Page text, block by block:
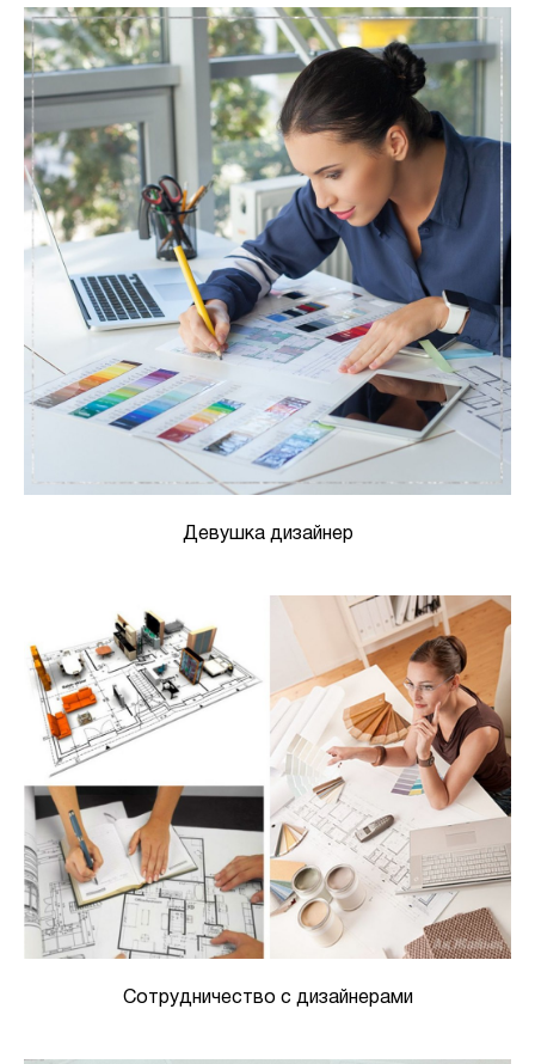
Девушка дизайнер
Сотрудничество с дизайнерами